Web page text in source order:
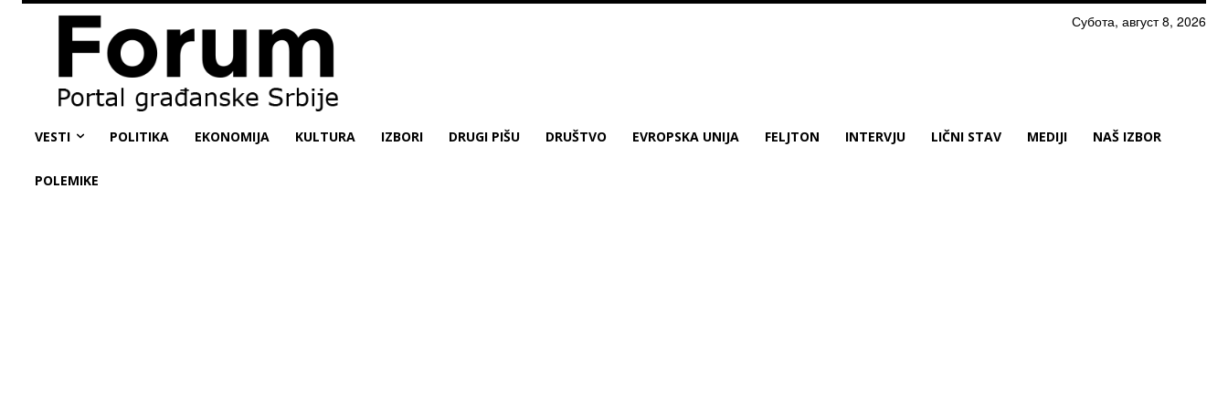
Субота, август 8, 2026
VESTI POLITIKA EKONOMIJA KULTURA IZBORI DRUGI PIŠU DRUŠTVO EVROPSKA UNIJA FELJTON INTERVJU LIČNI STAV MEDIJI NAŠ IZBOR
POLEMIKE